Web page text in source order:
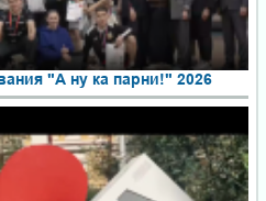
"А ну ка парни!" 2026